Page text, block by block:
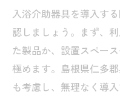
入浴介助器具を導入す
認しましょう。まず、
た製品か、設置スペー
極めます。島根県仁多
も考慮し、無理なく導